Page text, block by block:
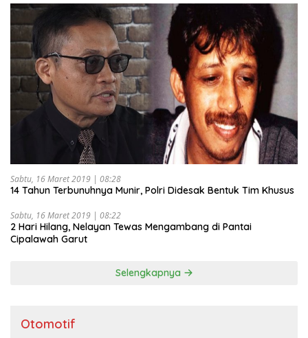
Sabtu, 16 Maret 2019 | 08:28
14 Tahun Terbunuhnya Munir, Polri Didesak Bentuk Tim Khusus
Sabtu, 16 Maret 2019 | 08:22
2 Hari Hilang, Nelayan Tewas Mengambang di Pantai
Cipalawah Garut
Selengkapnya
Otomotif